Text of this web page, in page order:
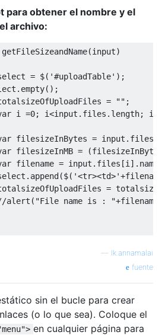
para obtener el nombre y el
archivo:
getFileSizeandName(input)
= $( '#uploadTable' );
= "" ;
i =0; i<input . files . length; i
filesizeInBytes = input . files
filesizeInMB = (
filename = input . files [i ]. name
. append($( '<tr><td>'+
=
alert("File name is :
lk.annamalai
fuente
sin el bucle para crear
(o lo que sea). Coloque el
en cualquier página para